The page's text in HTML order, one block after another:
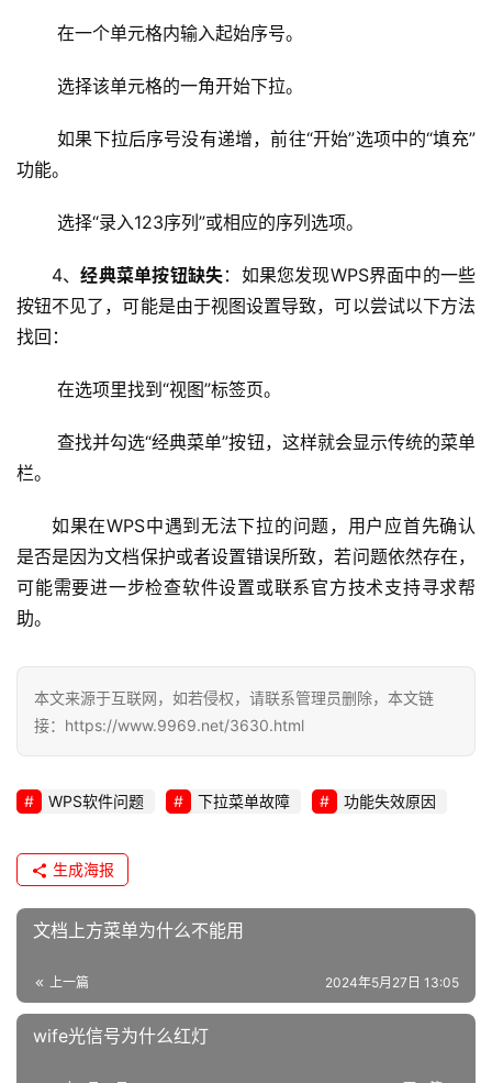
D
N
网
站
运
络
l
n
运
维
在一个单元格内输入起始序号。
选择该单元格的一角开始下拉。
如果下拉后序号没有递增，前往“开始”选项中的“填充”
功能。
选择“录入123序列”或相应的序列选项。
4、经典菜单按钮缺失：如果您发现WPS界面中的一些
按钮不见了，可能是由于视图设置导致，可以尝试以下方法
找回：
在选项里找到“视图”标签页。
查找并勾选“经典菜单”按钮，这样就会显示传统的菜单
栏。
如果在WPS中遇到无法下拉的问题，用户应首先确认
是否是因为文档保护或者设置错误所致，若问题依然存在，
可能需要进一步检查软件设置或联系官方技术支持寻求帮
助。
本文来源于互联网，如若侵权，请联系管理员删除，本文链
接：https://www.9969.net/3630.html
WPS软件问题 下拉菜单故障 功能失效原因
生成海报
文档上方菜单为什么不能用
上一篇 2024年5月27日 13:05
wife光信号为什么红灯